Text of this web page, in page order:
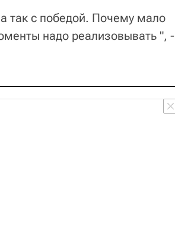
так с победой. Почему мало
надо реализовывать ", -